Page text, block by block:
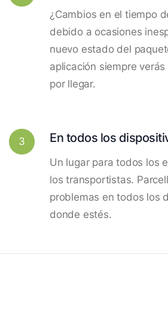
¿Cambios en el tiempo
debido a ocasiones
nuevo estado del
aplicación siempre
por llegar.
3 En todos los
Un lugar para todos los
los transportistas.
problemas en todos los
donde estés.